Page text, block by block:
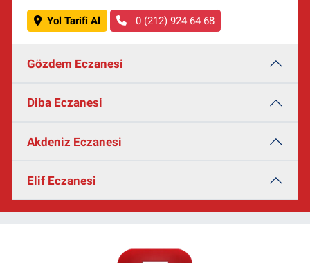
Yol Tarifi Al 0 (212) 924 64 68
Gözdem Eczanesi
Diba Eczanesi
Akdeniz Eczanesi
Elif Eczanesi